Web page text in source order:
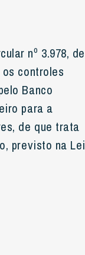
nº 3.978, de
controles
Banco
para a
de que trata
previsto na Lei